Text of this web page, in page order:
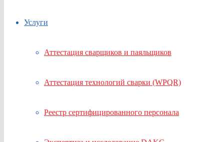
Услуги
Аттестация сварщиков и паяльщиков
Аттестация технологий сварки (WPQR)
Реестр сертифицированного персонала